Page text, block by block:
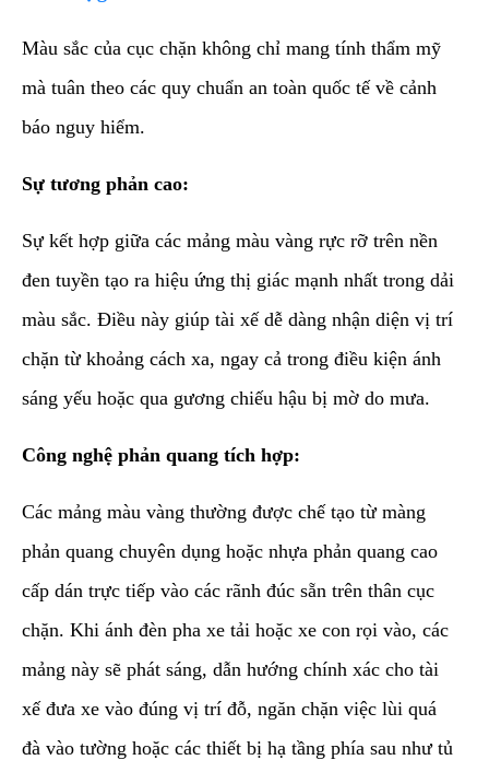
​Màu sắc của cục chặn không chỉ mang tính thẩm mỹ
mà tuân theo các quy chuẩn an toàn quốc tế về cảnh
báo nguy hiểm.
Sự tương phản cao:
Sự kết hợp giữa các mảng màu vàng rực rỡ trên nền
đen tuyền tạo ra hiệu ứng thị giác mạnh nhất trong dải
màu sắc. Điều này giúp tài xế dễ dàng nhận diện vị trí
chặn từ khoảng cách xa, ngay cả trong điều kiện ánh
sáng yếu hoặc qua gương chiếu hậu bị mờ do mưa.
Công nghệ phản quang tích hợp:
Các mảng màu vàng thường được chế tạo từ màng
phản quang chuyên dụng hoặc nhựa phản quang cao
cấp dán trực tiếp vào các rãnh đúc sẵn trên thân cục
chặn. Khi ánh đèn pha xe tải hoặc xe con rọi vào, các
mảng này sẽ phát sáng, dẫn hướng chính xác cho tài
xế đưa xe vào đúng vị trí đỗ, ngăn chặn việc lùi quá
đà vào tường hoặc các thiết bị hạ tầng phía sau như tủ